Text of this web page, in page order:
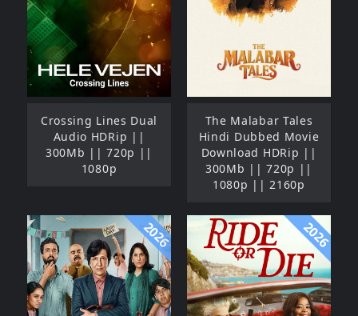
Crossing Lines Dual
Audio HDRip ||
300Mb || 720p ||
1080p
The Malabar Tales
Hindi Dubbed Movie
Download HDRip ||
300Mb || 720p ||
1080p || 2160p
2026 2026